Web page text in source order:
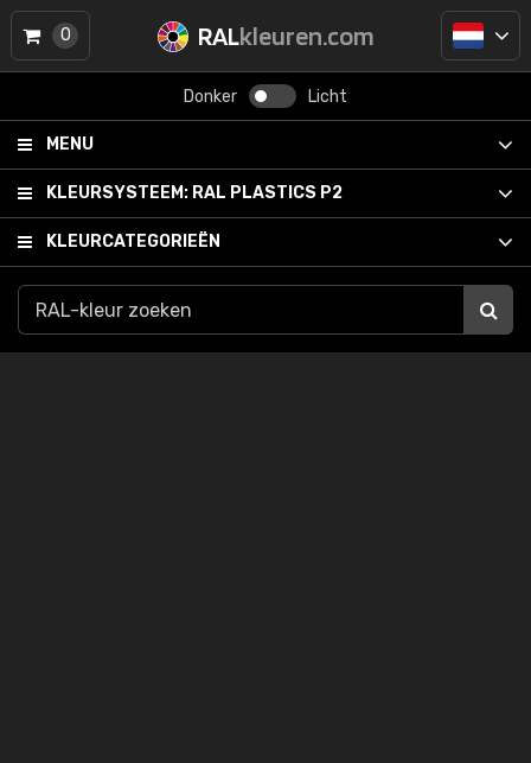
RALkleuren.com
Donker Licht
MENU
KLEURSYSTEEM: RAL PLASTICS P2
KLEURCATEGORIEËN
0